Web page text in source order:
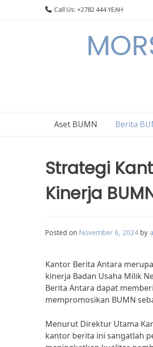
Call Us: +2782 444 YEAH
Aset BUMN Berita
Strategi
Kinerja
Posted on November 6, 2024 by
Kantor Berita Antara
kinerja Badan Usaha Milik
Berita Antara dapat
mempromosikan BUMN
Menurut Direktur Utama
kantor berita ini sangatlah